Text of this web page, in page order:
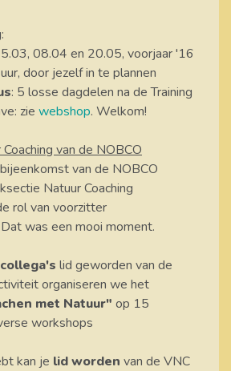
:
08.04 en 20.05, voorjaar '16
door jezelf in te plannen
: 5 losse dagdelen na de Training
zie webshop. Welkom!
van de NOBCO
van de NOBCO
Natuur Coaching
rol van voorzitter
was een mooi moment.
lid geworden van de
organiseren we het
met Natuur" op 15
workshops
kan je lid worden van de VNC